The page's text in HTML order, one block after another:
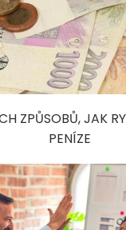
ZPŮSOBŮ, JAK
PENÍZE